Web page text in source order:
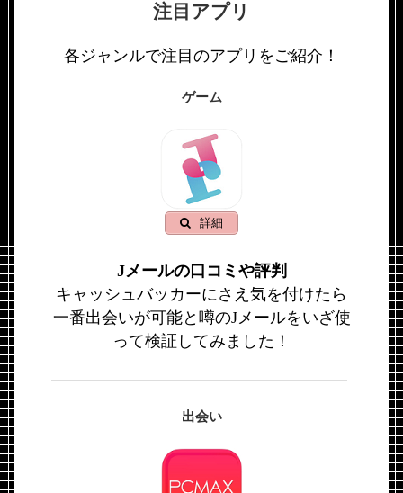
注目アプリ
各ジャンルで注目のアプリをご紹介！
ゲーム
詳細
Jメールの口コミや評判
キャッシュバッカーにさえ気を付けたら
一番出会いが可能と噂のJメールをいざ使
って検証してみました！
出会い